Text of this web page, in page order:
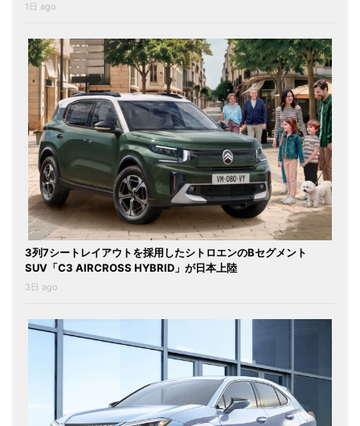
1日 ago
3列7シートレイアウトを採用したシトロエンのBセグメント
SUV「C3 AIRCROSS HYBRID」が日本上陸
3日 ago